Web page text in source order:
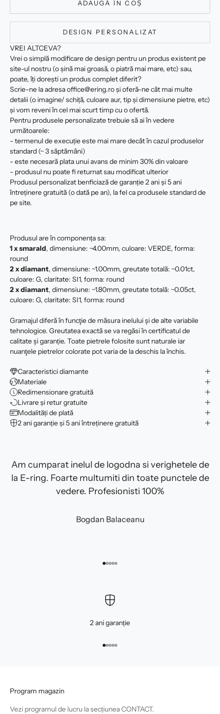
ADAUGĂ ÎN COȘ
DESIGN PERSONALIZAT
VREI ALTCEVA?
Vrei o simplă modificare de design pentru un produs existent pe
site-ul nostru (o șină mai groasă, o piatră mai mare, etc) sau,
poate, îți dorești un produs complet diferit?
Scrie-ne la adresa office@ering.ro și oferă-ne cât mai multe
detalii (o imagine/ schiță, culoare aur, tip și dimensiune pietre, etc)
și vom reveni în cel mai scurt timp cu o ofertă.
Pentru produsele personalizate trebuie să ai în vedere
următoarele:
- termenul de execuție este mai mare decât în cazul produselor
standard (~ 3 săptămâni)
- este necesară plata unui avans de minim 30% din valoare
- produsul nu poate fi returnat sau modificat ulterior
Produsul personalizat benficiază de garanție 2 ani și 5 ani
întreținere gratuită (o dată pe an), la fel ca produsele standard de
pe site.
Produsul are în componența sa:
1 x smarald, dimensiune: ~4.00mm, culoare: VERDE, forma:
round
2 xdiamant, dimensiune: ~1.00mm, greutate totală: ~0.01ct,
culoare: G, claritate: SI1, forma: round
2 xdiamant, dimensiune: ~1.80mm, greutate totală: ~0.05ct,
culoare: G, claritate: SI1, forma: round
Gramajul diferă în funcţie de măsura inelului şi de alte variabile
tehnologice. Greutatea exactă se va regăsi în certificatul de
calitate şi garanție. Toate pietrele folosite sunt naturale iar
nuanţele pietrelor colorate pot varia de la deschis la închis.
Caracteristici diamante
Materiale
Redimensionare gratuită
Livrare și retur gratuite
Modalități de plată
2 ani garanție și 5 ani întreținere gratuită
Am cumparat inelul de logodna si verighetele de
la E-ring. Foarte multumiti din toate punctele de
vedere. Profesionisti 100%
Bogdan Balaceanu
Mergi la articolul 1
Mergi la articolul 2
Mergi la articolul 3
Mergi la articolul 4
Mergi la articolul 5
2 ani garanție
Mergi la articolul 1
Mergi la articolul 2
Mergi la articolul 3
Mergi la articolul 4
Mergi la articolul 5
Program magazin
Vezi programul de lucru la secțiuneaCONTACT.